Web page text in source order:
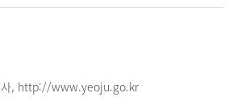
사, http://www.yeoju.go.kr